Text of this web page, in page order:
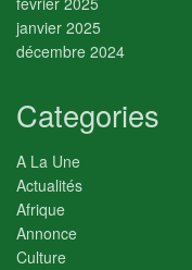
janvier 2025
décembre 2024
Categories
A La Une
Actualités
Afrique
Annonce
Culture